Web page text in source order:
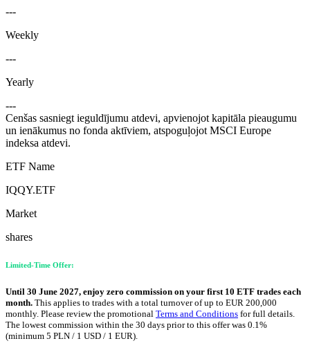
---
Weekly
---
Yearly
---
Cenšas sasniegt ieguldījumu atdevi, apvienojot kapitāla pieaugumu
un ienākumus no fonda aktīviem, atspoguļojot MSCI Europe
indeksa atdevi.
ETF Name
IQQY.ETF
Market
shares
Limited-Time Offer:
Until 30 June 2027, enjoy zero commission on your first 10 ETF trades each
month. This applies to trades with a total turnover of up to EUR 200,000
monthly. Please review the promotional Terms and Conditions for full details.
The lowest commission within the 30 days prior to this offer was 0.1%
(minimum 5 PLN / 1 USD / 1 EUR).